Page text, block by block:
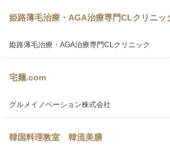
姫路薄毛治療・AGA治療専門CLクリニッ
姫路薄毛治療・AGA治療専門CLクリニック
宅麺.com
グルメイノベーション株式会社
韓国料理教室 韓流美膳